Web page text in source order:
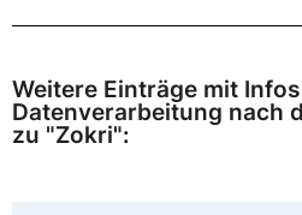
Weitere Einträge mit
Datenverarbeitung nach
zu "Zokri":